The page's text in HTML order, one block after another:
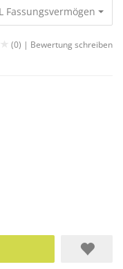
(0) | Bewertung schreiben